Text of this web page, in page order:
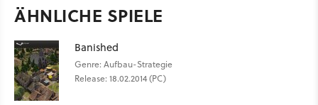
ÄHNLICHE SPIELE
Banished
Genre: Aufbau-Strategie
Release: 18.02.2014 (PC)